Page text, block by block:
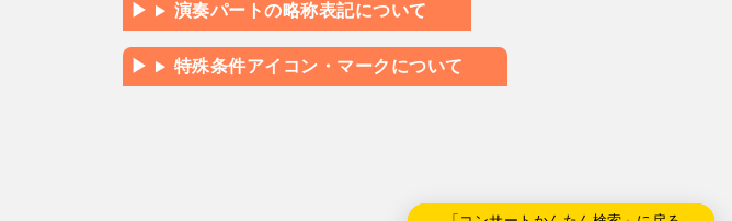
演奏パートの略称表記について
特殊条件アイコン・マークについて